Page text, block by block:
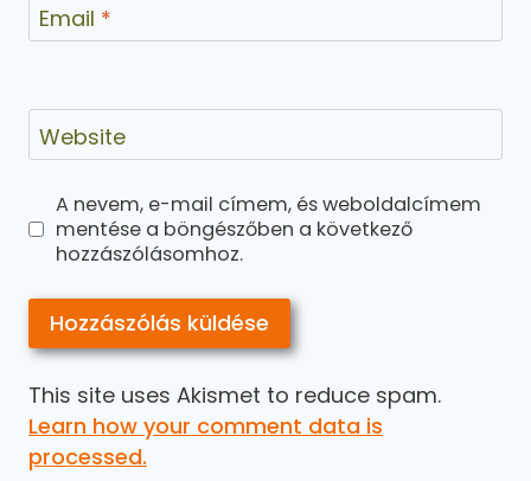
Email *
Website
A nevem, e-mail címem, és weboldalcímem
mentése a böngészőben a következő
hozzászólásomhoz.
This site uses Akismet to reduce spam.
Learn how your comment data is
processed.